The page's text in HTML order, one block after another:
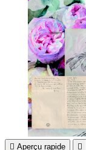
 Aperçu rapide 